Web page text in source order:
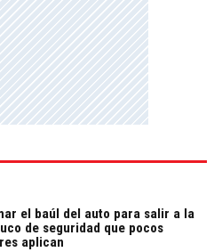
el baúl del auto para salir a la
de seguridad que pocos
aplican